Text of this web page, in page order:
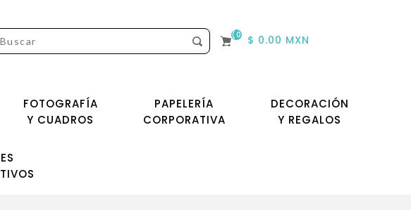
(0) $ 0.00 MXN
FOTOGRAFÍA
Y CUADROS
PAPELERÍA
CORPORATIVA
DECORACIÓN
Y REGALOS